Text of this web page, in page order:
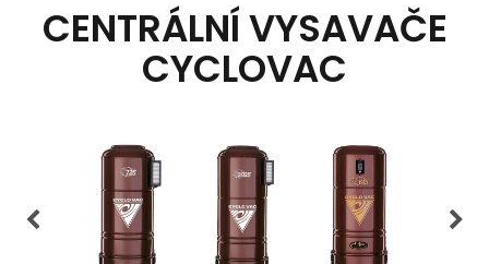
CENTRÁLNÍ VYSAVAČE
CYCLOVAC